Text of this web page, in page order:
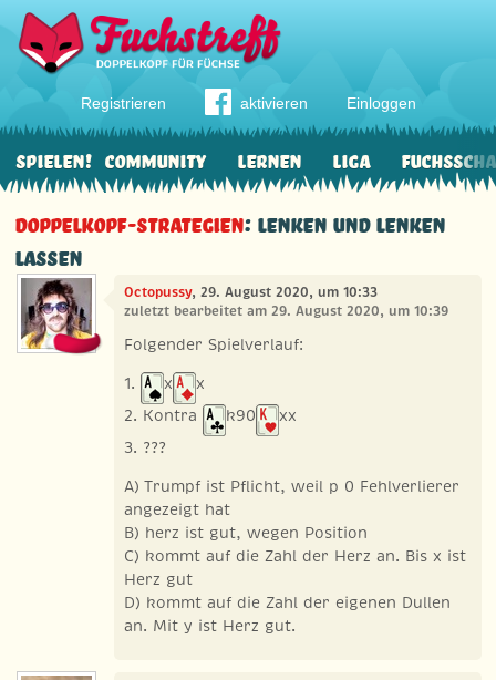
Registrieren aktivieren Einloggen
Community Lernen Liga
Spielen!
Doppelkopf-Strategien: Lenken und lenken
lassen
Octopussy, 29. August 2020, um 10:33
zuletzt bearbeitet am 29. August 2020, um 10:39
Folgender Spielverlauf:
1.
x
x
2. Kontra
k90
xx
3. ???
A) Trumpf ist Pflicht, weil p 0 Fehlverlierer
angezeigt hat
B) herz ist gut, wegen Position
C) kommt auf die Zahl der Herz an. Bis x ist
Herz gut
D) kommt auf die Zahl der eigenen Dullen
an. Mit y ist Herz gut.